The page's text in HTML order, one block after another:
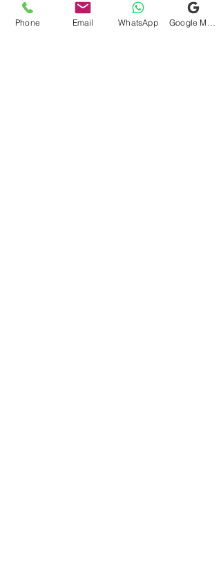
fonte: https://aaapv.org.br/decisao-do-
stf-sobre-leis-regionais-nao-afeta-
Phone Email WhatsApp